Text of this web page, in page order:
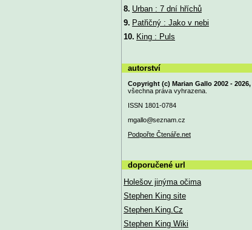
8. Urban : 7 dní hříchů
9. Patřičný : Jako v nebi
10. King : Puls
autorství
Copyright (c) Marian Gallo 2002 - 2026,
všechna práva vyhrazena.
ISSN 1801-0784
mgallo@seznam.cz
Podpořte Čtenáře.net
doporučené url
Holešov jinýma očima
Stephen King site
Stephen.King.Cz
Stephen King Wiki